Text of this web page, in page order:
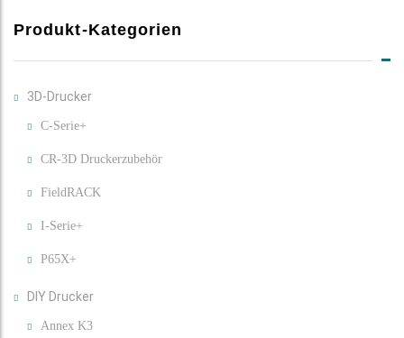
Produkt-Kategorien
3D-Drucker
C-Serie+
CR-3D Druckerzubehör
FieldRACK
I-Serie+
P65X+
DIY Drucker
Annex K3